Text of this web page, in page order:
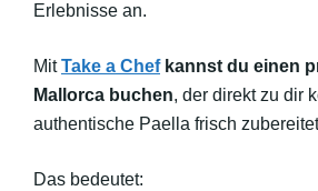
Erlebnisse an.
MitTake a Chefkannst du einen
Mallorca buchen, der direkt zu dir
authentische Paella frisch
Das bedeutet: